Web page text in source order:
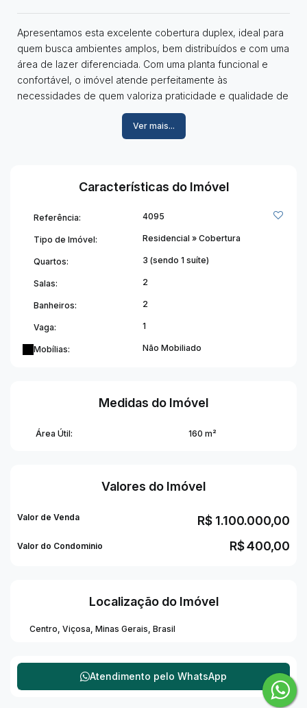
Apresentamos esta excelente cobertura duplex, ideal para
quem busca ambientes amplos, bem distribuídos e com uma
área de lazer diferenciada. Com uma planta funcional e
confortável, o imóvel atende perfeitamente às
necessidades de quem valoriza praticidade e qualidade de
Características do imóvel:
Sala de estar aconchegante.
01 suíte confortável;
Sala de estar aconchegante;
Lavabo;
Área de serviço separada;
Área gourmet ideal para momentos de lazer;
Informações adicionais:
Área privativa aproximada de 160m²;
Uma excelente oportunidade para quem deseja morar em
uma cobertura completa, com espaço, conforto e ótima
estrutura. Entre em contato para mais informações e
Ver mais...
Características do Imóvel
Referência: 4095
Tipo de Imóvel: Residencial » Cobertura
Quartos: 3 (sendo 1 suíte)
Salas: 2
Banheiros: 2
Vaga: 1
Mobílias: Não Mobiliado
Medidas do Imóvel
Área Útil: 160 m²
Valores do Imóvel
R$ 1.100.000,00
Valor de Venda
Valor do Condominio R$400,00
Localização do Imóvel
Centro, Viçosa, Minas Gerais, Brasil
Atendimento pelo WhatsApp